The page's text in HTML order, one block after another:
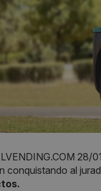
28/
conquistando al